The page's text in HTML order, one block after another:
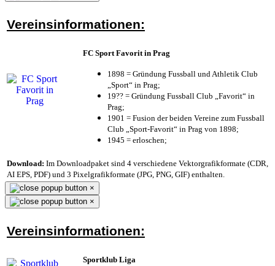
Vereinsinformationen:
FC Sport Favorit in Prag
1898 = Gründung Fussball und Athletik Club
„Sport“ in Prag;
19?? = Gründung Fussball Club „Favorit“ in
Prag;
1901 = Fusion der beiden Vereine zum Fussball
Club „Sport-Favorit“ in Prag von 1898;
1945 = erloschen;
Download: Im Downloadpaket sind 4 verschiedene Vektorgrafikformate (CDR,
AI EPS, PDF) und 3 Pixelgrafikformate (JPG, PNG, GIF) enthalten.
×
×
Vereinsinformationen:
Sportklub Liga